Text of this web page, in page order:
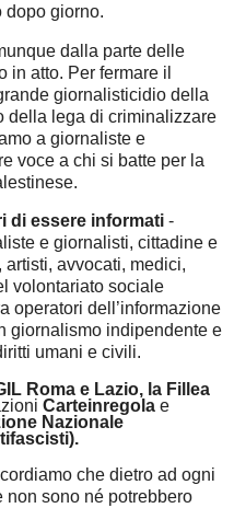
dopo giorno.
dalla parte delle
in atto. Per fermare il
giornalisticidio della
della lega di criminalizzare
a giornaliste e
voce a chi si batte per la
di essere informati -
e giornalisti, cittadine e
avvocati, medici,
volontariato sociale
operatori dell’informazione
giornalismo indipendente e
umani e civili.
Roma e Lazio, la Fillea
Carteinregola e
Nazionale
che dietro ad ogni
non sono né potrebbero